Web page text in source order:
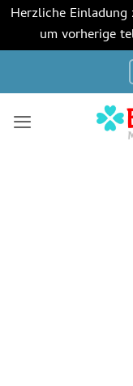
Herzliche
um vorherige